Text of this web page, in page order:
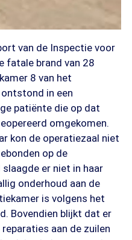
van de Inspectie voor
fatale brand van 28
8 van het
ontstond in een
patiënte die op dat
omgekomen.
kon de operatiezaal niet
op de
er niet in haar
onderhoud aan de
is volgens het
Bovendien blijkt dat er
aan de zuilen